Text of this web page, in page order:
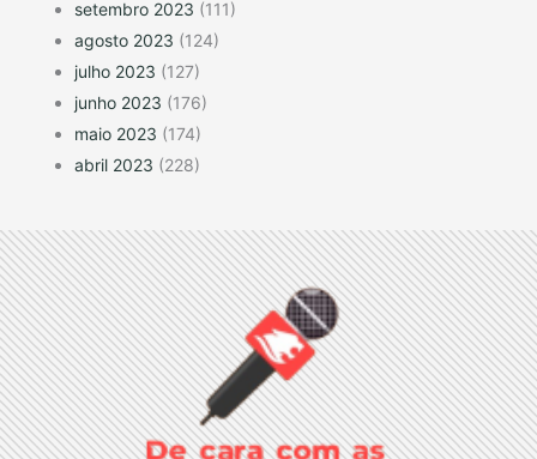
setembro 2023 (111)
agosto 2023 (124)
julho 2023 (127)
junho 2023 (176)
maio 2023 (174)
abril 2023 (228)